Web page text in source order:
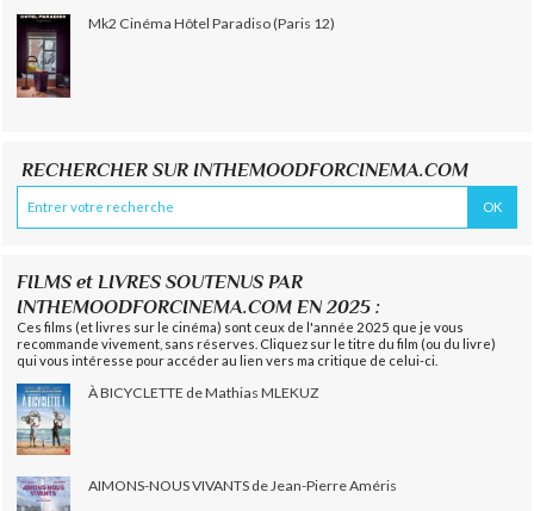
Mk2 Cinéma Hôtel Paradiso (Paris 12)
RECHERCHER SUR INTHEMOODFORCINEMA.COM
FILMS et LIVRES SOUTENUS PAR
INTHEMOODFORCINEMA.COM EN 2025 :
Ces films (et livres sur le cinéma) sont ceux de l'année 2025 que je vous
recommande vivement, sans réserves. Cliquez sur le titre du film (ou du livre)
qui vous intéresse pour accéder au lien vers ma critique de celui-ci.
À BICYCLETTE de Mathias MLEKUZ
AIMONS-NOUS VIVANTS de Jean-Pierre Améris